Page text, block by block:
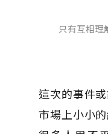
只有互相理
這次的事件
市場上小小